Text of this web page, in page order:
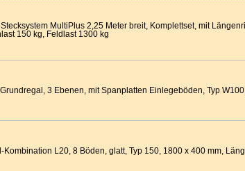
MultiPlus 2,25 Meter breit, Komplettset, mit
150 kg, Feldlast 1300 kg
3 Ebenen, mit Spanplatten Einlegeböden, Typ
Kombination L20, 8 Böden, glatt, Typ 150, 1800 x 400 mm,